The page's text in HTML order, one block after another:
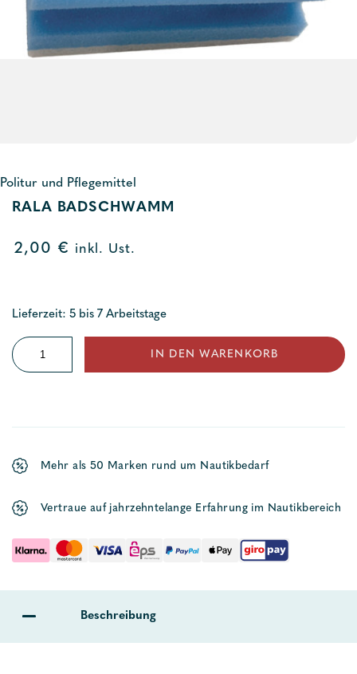
Politur und Pflegemittel
RALA BADSCHWAMM
2,00 € inkl. Ust.
Lieferzeit: 5 bis 7 Arbeitstage
Rala
Badschwamm
IN DEN WARENKORB
Mehr als 50 Marken rund um Nautikbedarf
Vertraue auf jahrzehntelange Erfahrung im Nautikbereich
Beschreibung